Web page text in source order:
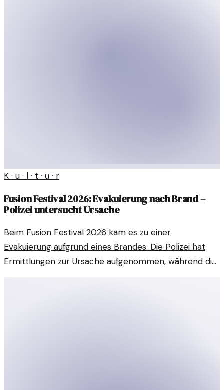
K · u · l · t · u · r
Fusion Festival 2026: Evakuierung nach Brand –
Polizei untersucht Ursache
Beim Fusion Festival 2026 kam es zu einer
Evakuierung aufgrund eines Brandes. Die Polizei hat
Ermittlungen zur Ursache aufgenommen, während die